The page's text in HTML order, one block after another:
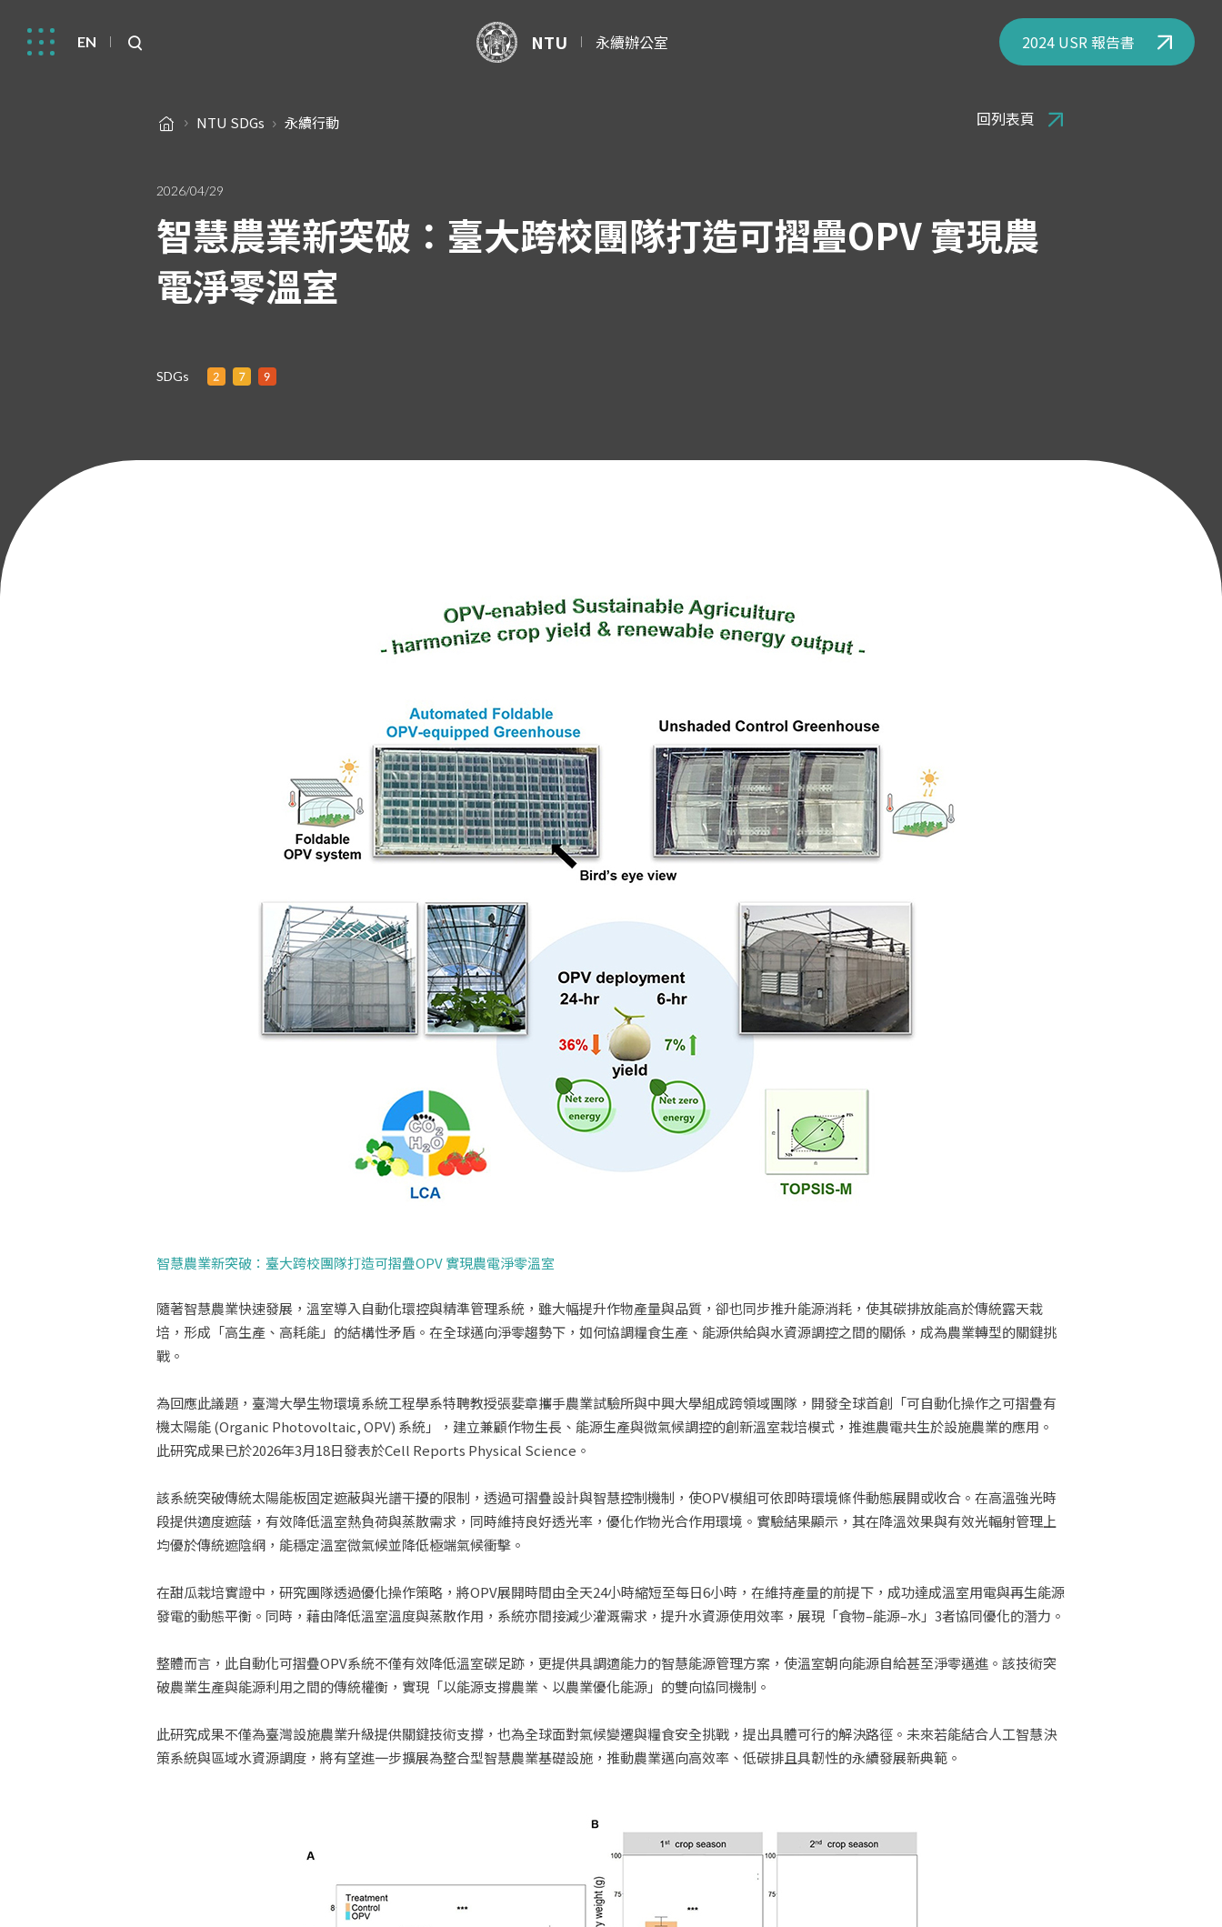
EN NTU 永續辦公室 2024 USR 報告書
NTU SDGs 永續行動 回列表頁
2026/04/29
智慧農業新突破：臺大跨校團隊打造可摺疊OPV 實現農
電淨零溫室
SDGs
智慧農業新突破：臺大跨校團隊打造可摺疊OPV 實現農電淨零溫室
隨著智慧農業快速發展，溫室導入自動化環控與精準管理系統，雖大幅提升作物產量與品質，卻也同步推升能源消耗，使其碳排放能高於傳統露天栽
培，形成「高生產、高耗能」的結構性矛盾。在全球邁向淨零趨勢下，如何協調糧食生產、能源供給與水資源調控之間的關係，成為農業轉型的關鍵挑
戰。
為回應此議題，臺灣大學生物環境系統工程學系特聘教授張婓章攜手農業試驗所與中興大學組成跨領域團隊，開發全球首創「可自動化操作之可摺疊有
機太陽能 (Organic Photovoltaic, OPV) 系統」，建立兼顧作物生長、能源生產與微氣候調控的創新溫室栽培模式，推進農電共生於設施農業的應用。
此研究成果已於2026年3月18日發表於Cell Reports Physical Science。
該系統突破傳統太陽能板固定遮蔽與光譜干擾的限制，透過可摺疊設計與智慧控制機制，使OPV模組可依即時環境條件動態展開或收合。在高溫強光時
段提供適度遮蔭，有效降低溫室熱負荷與蒸散需求，同時維持良好透光率，優化作物光合作用環境。實驗結果顯示，其在降溫效果與有效光輻射管理上
均優於傳統遮陰網，能穩定溫室微氣候並降低極端氣候衝擊。
在甜瓜栽培實證中，研究團隊透過優化操作策略，將OPV展開時間由全天24小時縮短至每日6小時，在維持產量的前提下，成功達成溫室用電與再生能源
發電的動態平衡。同時，藉由降低溫室溫度與蒸散作用，系統亦間接減少灌溉需求，提升水資源使用效率，展現「食物–能源–水」3者協同優化的潛力。
整體而言，此自動化可摺疊OPV系統不僅有效降低溫室碳足跡，更提供具調適能力的智慧能源管理方案，使溫室朝向能源自給甚至淨零邁進。該技術突
破農業生產與能源利用之間的傳統權衡，實現「以能源支撐農業、以農業優化能源」的雙向協同機制。
此研究成果不僅為臺灣設施農業升級提供關鍵技術支撐，也為全球面對氣候變遷與糧食安全挑戰，提出具體可行的解決路徑。未來若能結合人工智慧決
策系統與區域水資源調度，將有望進一步擴展為整合型智慧農業基礎設施，推動農業邁向高效率、低碳排且具韌性的永續發展新典範。